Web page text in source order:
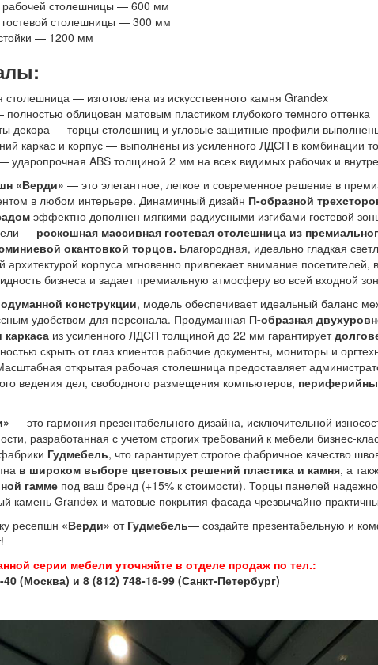
рабочей столешницы — 600 мм
гостевой столешницы — 300 мм
— 1200 мм
столешница — изготовлена из искусственного камня Grandex
облицован матовым пластиком глубокого темного оттенка
декора — торцы столешниц и угловые защитные профили
каркас и корпус — выполнены из усиленного ЛДСП в комбинации
ударопрочная ABS толщиной 2 мм на всех видимых рабочих и
«Верди» — это элегантное, легкое и современное решение в
в любом интерьере. Динамичный дизайн П-образной
эффектно дополнен мягкими радиусными изгибами гостевой
— роскошная массивная гостевая столешница из
окантовкой торцов. Благородная, идеально гладкая
архитектурой корпуса мгновенно привлекает внимание посетителей,
бизнеса и задает премиальную атмосферу во всей входной
конструкции, модель обеспечивает идеальный баланс
удобством для персонала. Продуманная П-образная
из усиленного ЛДСП толщиной до 22 мм гарантирует
скрыть от глаз клиентов рабочие документы, мониторы и
открытая рабочая столешница предоставляет
ведения дел, свободного размещения компьютеров,
— это гармония презентабельного дизайна, исключительной
разработанная с учетом строгих требований к мебели бизнес-
Гудмебель, что гарантирует строгое фабричное качество
в широком выборе цветовых решений пластика и камня, а
гаммепод ваш бренд (+15% к стоимости). Торцы панелей
камень Grandex и матовые покрытия фасада чрезвычайно
ресепшн «Верди» от Гудмебель— создайте презентабельную и
серии мебели уточняйте в отделе продаж по тел.:
40 (Москва) и 8 (812) 748-16-99 (Санкт-Петербург)